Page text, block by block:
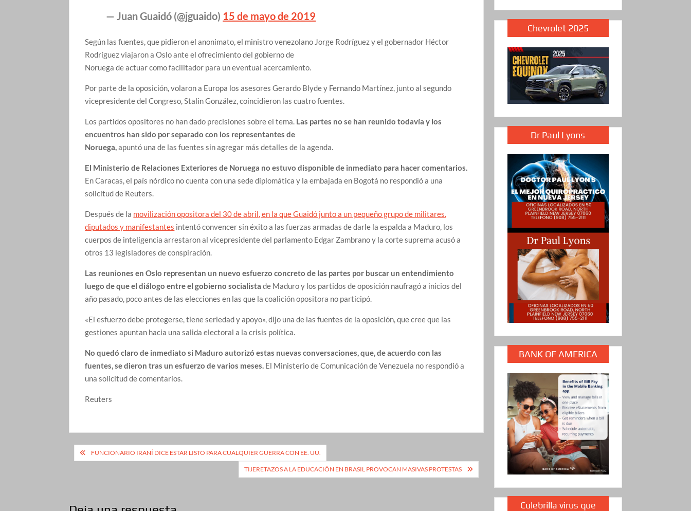
— Juan Guaidó (@jguaido) 15 de mayo de 2019
Según las fuentes, que pidieron el anonimato, el ministro venezolano Jorge Rodríguez y el gobernador Héctor
Rodríguez viajaron a Oslo ante el ofrecimiento del gobierno de
Noruega de actuar como facilitador para un eventual acercamiento.
Por parte de la oposición, volaron a Europa los asesores Gerardo Blyde y Fernando Martínez, junto al segundo
vicepresidente del Congreso, Stalin González, coincidieron las cuatro fuentes.
Los partidos opositores no han dado precisiones sobre el tema. Las partes no se han reunido todavía y los
encuentros han sido por separado con los representantes de
Noruega,apuntó una de las fuentes sin agregar más detalles de la agenda.
El Ministerio de Relaciones Exteriores de Noruega no estuvo disponible de inmediato para hacer comentarios.
En Caracas, el país nórdico no cuenta con una sede diplomática y la embajada en Bogotá no respondió a una
solicitud de Reuters.
Después de la movilización opositora del 30 de abril, en la que Guaidó junto a un pequeño grupo de militares,
diputados y manifestantes intentó convencer sin éxito a las fuerzas armadas de darle la espalda a Maduro, los
cuerpos de inteligencia arrestaron al vicepresidente del parlamento Edgar Zambrano y la corte suprema acusó a
otros 13 legisladores de conspiración.
Las reuniones en Oslo representan un nuevo esfuerzo concreto de las partes por buscar un entendimiento
luego de que el diálogo entre el gobierno socialista de Maduro y los partidos de oposición naufragó a inicios del
año pasado, poco antes de las elecciones en las que la coalición opositora no participó.
«El esfuerzo debe protegerse, tiene seriedad y apoyo», dijo una de las fuentes de la oposición, que cree que las
gestiones apuntan hacia una salida electoral a la crisis política.
No quedó claro de inmediato si Maduro autorizó estas nuevas conversaciones, que, de acuerdo con las
fuentes, se dieron tras un esfuerzo de varios meses. El Ministerio de Comunicación de Venezuela no respondió a
una solicitud de comentarios.
Reuters
Navegación
FUNCIONARIO IRANÍ DICE ESTAR LISTO PARA CUALQUIER GUERRA CON EE. UU.
TIJERETAZOS A LA EDUCACIÓN EN BRASIL PROVOCAN MASIVAS PROTESTAS
Chevrolet 2025
Dr Paul Lyons
BANK OF AMERICA
Culebrilla virus que